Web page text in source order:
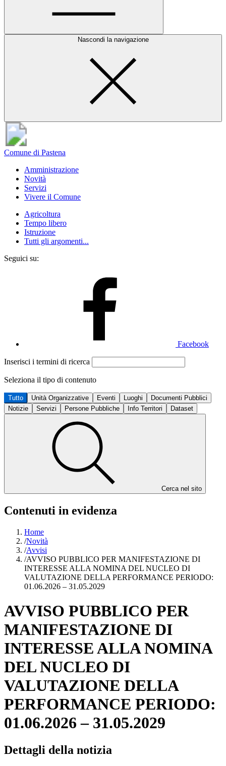
Nascondi la navigazione
Comune di Pastena
Amministrazione
Novità
Servizi
Vivere il Comune
Agricoltura
Tempo libero
Istruzione
Tutti gli argomenti...
Seguici su:
Facebook
Inserisci i termini di ricerca
Seleziona il tipo di contenuto
Tutto Unità Organizzative Eventi Luoghi
Documenti Pubblici
Notizie
Servizi Persone Pubbliche Info Territori Dataset
Cerca nel sito
Contenuti in evidenza
Home
/Novità
/Avvisi
/AVVISO PUBBLICO PER MANIFESTAZIONE DI
INTERESSE ALLA NOMINA DEL NUCLEO DI
VALUTAZIONE DELLA PERFORMANCE PERIODO:
01.06.2026 – 31.05.2029
AVVISO PUBBLICO PER
MANIFESTAZIONE DI
INTERESSE ALLA NOMINA
DEL NUCLEO DI
VALUTAZIONE DELLA
PERFORMANCE PERIODO:
01.06.2026 – 31.05.2029
Dettagli della notizia